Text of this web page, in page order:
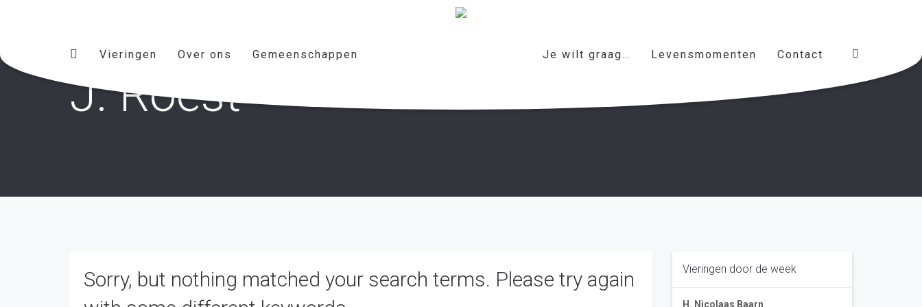
Vieringen Over ons Gemeenschappen Je wilt graag… Levensmomenten Contact
J. Roest
Sorry, but nothing matched your search terms. Please try again
Vieringen door de week
H. Nicolaas Baarn